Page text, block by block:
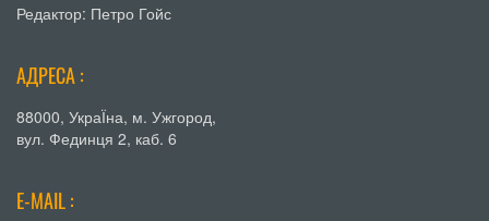
Редактор: Петро Гойс
АДРЕСА :
88000, УкраЇна, м. Ужгород,
вул. Фединця 2, каб. 6
E-MAIL :